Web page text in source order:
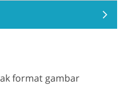
format gambar